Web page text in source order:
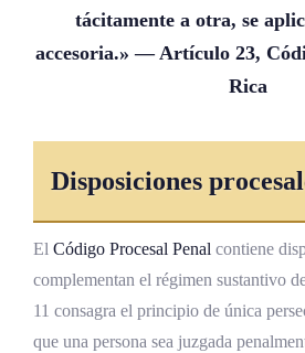
tácitamente a otra, se
accesoria.» — Artículo 23,
Rica
Disposiciones
El Código Procesal Penal contiene
complementan el régimen sustantivo
11 consagra el principio de única
que una persona sea juzgada